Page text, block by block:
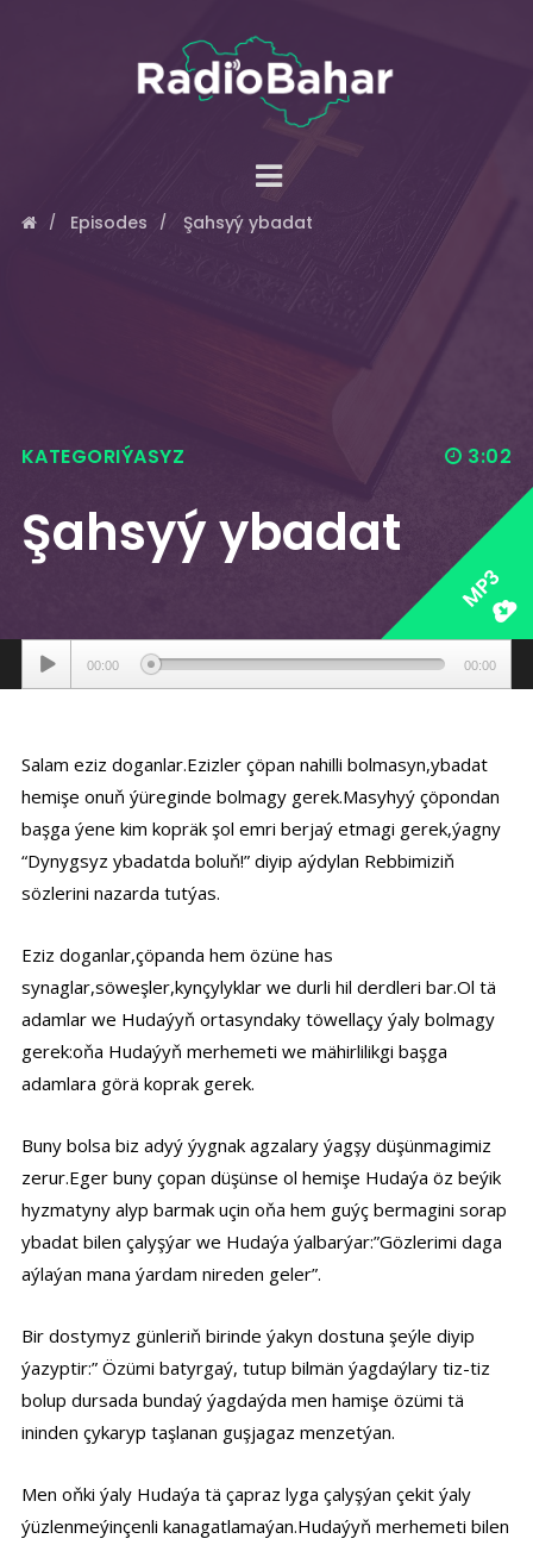
Episodes Şahsyý ybadat
KATEGORIÝASYZ 3:02
Şahsyý ybadat
MP3
Аудиоплеер
00:00 00:00
Salam eziz doganlar.Ezizler çöpan nahilli bolmasyn,ybadat
hemişe onuň ýüreginde bolmagy gerek.Masyhyý çöpondan
başga ýene kim kopräk şol emri berjaý etmagi gerek,ýagny
“Dynygsyz ybadatda boluň!” diyip aýdylan Rebbimiziň
sözlerini nazarda tutýas.
Eziz doganlar,çöpanda hem özüne has
synaglar,söweşler,kynçylyklar we durli hil derdleri bar.Ol tä
adamlar we Hudaýyň ortasyndaky töwellaçy ýaly bolmagy
gerek:oňa Hudaýyň merhemeti we mähirlilikgi başga
adamlara görä koprak gerek.
Buny bolsa biz adyý ýygnak agzalary ýagşy düşünmagimiz
zerur.Eger buny çopan düşünse ol hemişe Hudaýa öz beýik
hyzmatyny alyp barmak uçin oňa hem guýç bermagini sorap
ybadat bilen çalyşýar we Hudaýa ýalbarýar:”Gözlerimi daga
aýlaýan mana ýardam nireden geler”.
Bir dostymyz günleriň birinde ýakyn dostuna şeýle diyip
ýazyptir:” Özümi batyrgaý, tutup bilmän ýagdaýlary tiz-tiz
bolup dursada bundaý ýagdaýda men hamişe özümi tä
ininden çykaryp taşlanan guşjagaz menzetýan.
Men oňki ýaly Hudaýa tä çapraz lyga çalyşýan çekit ýaly
ýüzlenmeýinçenli kanagatlamaýan.Hudaýyň merhemeti bilen